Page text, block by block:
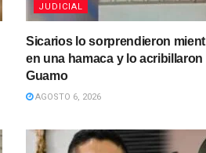
JUDICIAL
Sicarios lo sorprendieron
en una hamaca y lo acribillaron
Guamo
AGOSTO 6, 2026